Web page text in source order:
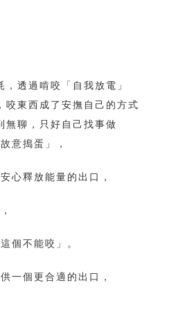
，透過啃咬「自我放電」
咬東西成了安撫自己的方式
無聊，只好自己找事做
意搗蛋」，
心釋放能量的出口，
個不能咬」。
一個更合適的出口，